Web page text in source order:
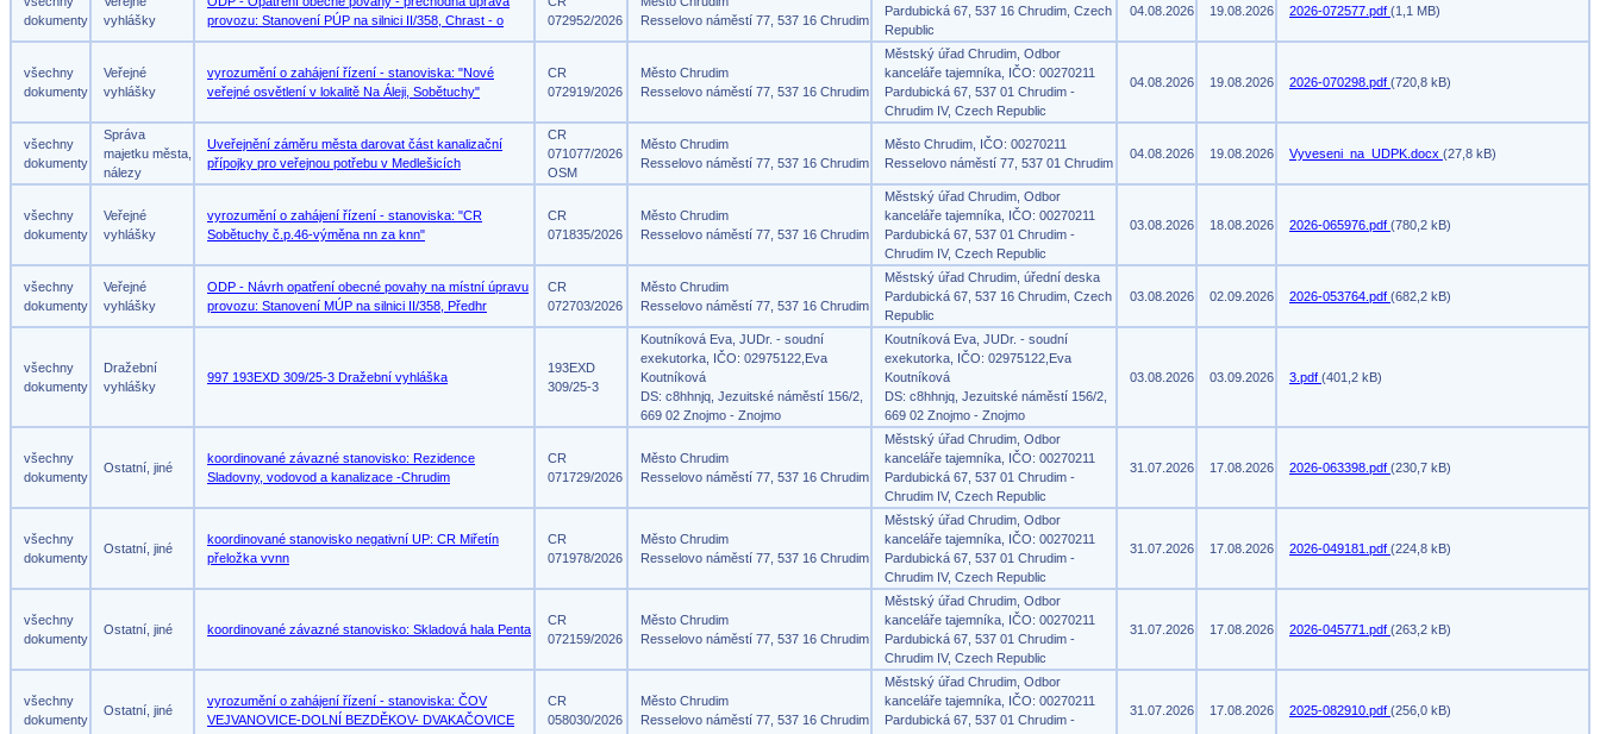
dokumenty
vyhlášky
provozu: Stanovení PÚP na silnici II/358, Chrast - o
072952/2026
Resselovo náměstí 77, 537 16 Chrudim
Pardubická 67, 537 16 Chrudim, Czech
Republic
04.08.2026 19.08.2026 2026-072577.pdf (1,1 MB)
všechny
dokumenty
Veřejné
vyhlášky
vyrozumění o zahájení řízení - stanoviska: "Nové
veřejné osvětlení v lokalitě Na Áleji, Sobětuchy"
CR
072919/2026
Město Chrudim
Resselovo náměstí 77, 537 16 Chrudim
Městský úřad Chrudim, Odbor
kanceláře tajemníka, IČO: 00270211
Pardubická 67, 537 01 Chrudim -
Chrudim IV, Czech Republic
04.08.2026 19.08.2026 2026-070298.pdf (720,8 kB)
všechny
dokumenty
Správa
majetku města,
nálezy
Uveřejnění záměru města darovat část kanalizační
přípojky pro veřejnou potřebu v Medlešicích
CR
071077/2026
OSM
Město Chrudim
Resselovo náměstí 77, 537 16 Chrudim
Město Chrudim, IČO: 00270211
Resselovo náměstí 77, 537 01 Chrudim
04.08.2026 19.08.2026 Vyveseni_na_UDPK.docx (27,8 kB)
všechny
dokumenty
Veřejné
vyhlášky
vyrozumění o zahájení řízení - stanoviska: "CR
Sobětuchy č.p.46-výměna nn za knn"
CR
071835/2026
Město Chrudim
Resselovo náměstí 77, 537 16 Chrudim
Městský úřad Chrudim, Odbor
kanceláře tajemníka, IČO: 00270211
Pardubická 67, 537 01 Chrudim -
Chrudim IV, Czech Republic
03.08.2026 18.08.2026 2026-065976.pdf (780,2 kB)
všechny
dokumenty
Veřejné
vyhlášky
ODP - Návrh opatření obecné povahy na místní úpravu
provozu: Stanovení MÚP na silnici II/358, Předhr
CR
072703/2026
Město Chrudim
Resselovo náměstí 77, 537 16 Chrudim
Městský úřad Chrudim, úřední deska
Pardubická 67, 537 16 Chrudim, Czech
Republic
03.08.2026 02.09.2026 2026-053764.pdf (682,2 kB)
všechny
dokumenty
Dražební
vyhlášky
997 193EXD 309/25-3 Dražební vyhláška
193EXD
309/25-3
Koutníková Eva, JUDr. - soudní
exekutorka, IČO: 02975122,Eva
Koutníková
DS: c8hhnjq, Jezuitské náměstí 156/2,
669 02 Znojmo - Znojmo
Koutníková Eva, JUDr. - soudní
exekutorka, IČO: 02975122,Eva
Koutníková
DS: c8hhnjq, Jezuitské náměstí 156/2,
669 02 Znojmo - Znojmo
03.08.2026 03.09.2026 3.pdf (401,2 kB)
všechny
dokumenty
Ostatní, jiné
koordinované závazné stanovisko: Rezidence
Sladovny, vodovod a kanalizace -Chrudim
CR
071729/2026
Město Chrudim
Resselovo náměstí 77, 537 16 Chrudim
Městský úřad Chrudim, Odbor
kanceláře tajemníka, IČO: 00270211
Pardubická 67, 537 01 Chrudim -
Chrudim IV, Czech Republic
31.07.2026 17.08.2026 2026-063398.pdf (230,7 kB)
všechny
dokumenty
Ostatní, jiné
koordinované stanovisko negativní UP: CR Miřetín
přeložka vvnn
CR
071978/2026
Město Chrudim
Resselovo náměstí 77, 537 16 Chrudim
Městský úřad Chrudim, Odbor
kanceláře tajemníka, IČO: 00270211
Pardubická 67, 537 01 Chrudim -
Chrudim IV, Czech Republic
31.07.2026 17.08.2026 2026-049181.pdf (224,8 kB)
všechny
dokumenty
Ostatní, jiné koordinované závazné stanovisko: Skladová hala Penta
CR
072159/2026
Město Chrudim
Resselovo náměstí 77, 537 16 Chrudim
Městský úřad Chrudim, Odbor
kanceláře tajemníka, IČO: 00270211
Pardubická 67, 537 01 Chrudim -
Chrudim IV, Czech Republic
31.07.2026 17.08.2026 2026-045771.pdf (263,2 kB)
všechny
dokumenty
Ostatní, jiné
vyrozumění o zahájení řízení - stanoviska: ČOV
VEJVANOVICE-DOLNÍ BEZDĚKOV- DVAKAČOVICE
CR
058030/2026
Město Chrudim
Resselovo náměstí 77, 537 16 Chrudim
Městský úřad Chrudim, Odbor
kanceláře tajemníka, IČO: 00270211
Pardubická 67, 537 01 Chrudim -
31.07.2026 17.08.2026 2025-082910.pdf (256,0 kB)